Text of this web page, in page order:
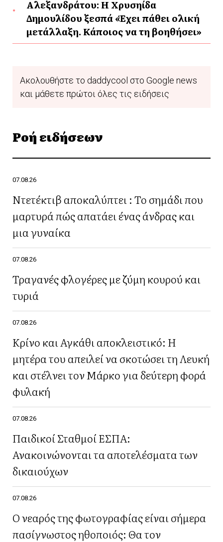
Αλεξανδράτου: Η Χρυσηίδα
Δημουλίδου ξεσπά «Έχει πάθει ολική
μετάλλαξη. Κάποιος να τη βοηθήσει»
Ακολουθήστε το daddycool στο Google news
και μάθετε πρώτοι όλες τις ειδήσεις
Ροή ειδήσεων
07.08.26
Ντετέκτιβ αποκαλύπτει : Το σημάδι που
μαρτυρά πώς απατάει ένας άνδρας και
μια γυναίκα
07.08.26
Τραγανές φλογέρες με ζύμη κουρού και
τυριά
07.08.26
Κρίνο και Αγκάθι αποκλειστικό: Η
μητέρα του απειλεί να σκοτώσει τη Λευκή
και στέλνει τον Μάρκο για δεύτερη φορά
φυλακή
07.08.26
Παιδικοί Σταθμοί ΕΣΠΑ:
Ανακοινώνονται τα αποτελέσματα των
δικαιούχων
07.08.26
Ο νεαρός της φωτογραφίας είναι σήμερα
πασίγνωστος ηθοποιός: Θα τον